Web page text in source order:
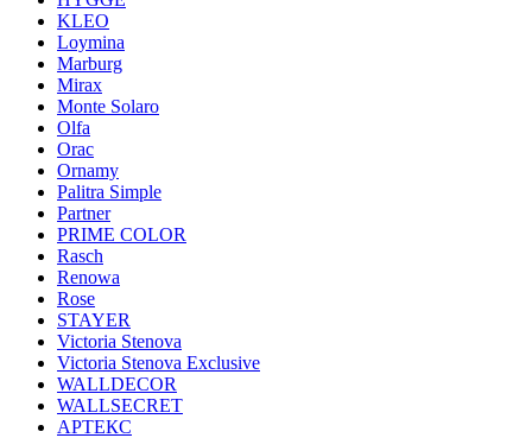
KLEO
Loymina
Marburg
Mirax
Monte Solaro
Olfa
Orac
Ornamy
Palitra Simple
Partner
PRIME COLOR
Rasch
Renowa
Rose
STAYER
Victoria Stenova
Victoria Stenova Exclusive
WALLDECOR
WALLSECRET
АРТЕКС